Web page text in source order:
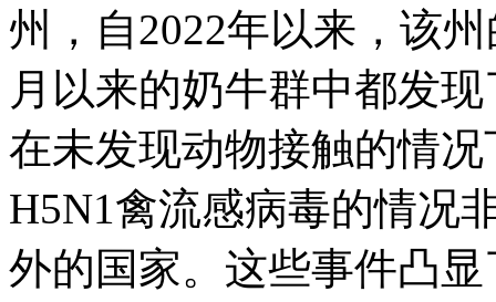
州，自2022年以来，该
月以来的奶牛群中都发
在未发现动物接触的情
H5N1禽流感病毒的情况
外的国家。这些事件凸